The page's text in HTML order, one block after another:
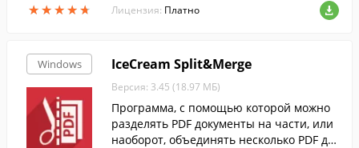
★★★★★
★★★★★
начало и конец в визуальном или ручно
Лицензия: Платно
Windows IceCream Split&Merge
Версия: 3.45 (18.97 МБ)
Программа, с помощью которой можно
разделять PDF документы на части, или
наоборот, объединять несколько PDF до